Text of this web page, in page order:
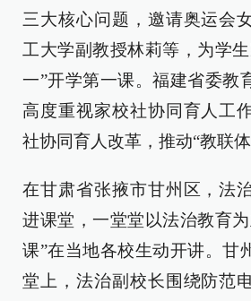
三大核心问题，邀请奥运会
工大学副教授林莉等，为学
一”开学第一课。福建省委教
高度重视家校社协同育人工
社协同育人改革，推动“教联体
在甘肃省张掖市甘州区，法
进课堂，一堂堂以法治教育
课”在当地各校生动开讲。甘
堂上，法治副校长围绕防范